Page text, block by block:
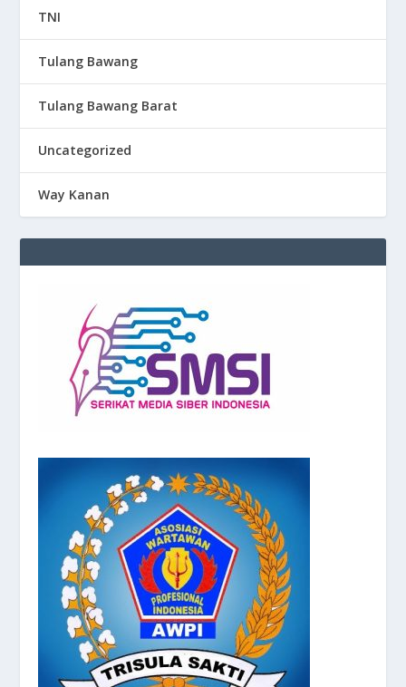
TNI
Tulang Bawang
Tulang Bawang Barat
Uncategorized
Way Kanan